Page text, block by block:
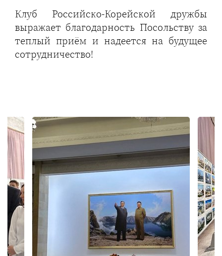
Клуб Российско-Корейской дружбы
выражает благодарность Посольству за
теплый приём и надеется на будущее
сотрудничество!